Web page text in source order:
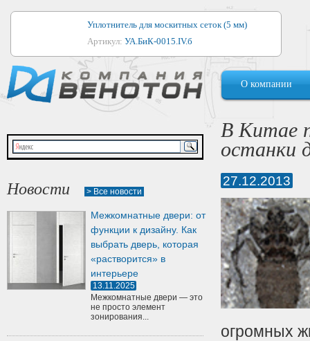
Уплотнитель для москитных сеток (5 мм)
Артикул: УА.БиК-0015.IV.б
Уплотнитель для алюминиевых окон
Артикул:1044
Уплотнитель для деревянных окон
Артикул:УМ.БиК-0062.IV.б
Уплотнитель лоджиевый для (4, 5, 6 мм)
Уплотнитель для деревянных дверей
Артикул:
О компании
Новости > Все новости
Межкомнатные двери: от
функции к дизайну. Как
выбрать дверь, которая
«растворится» в
интерьере
13.11.2025
Межкомнатные двери — это
не просто элемент
зонирования...
В Китае
останки
27.12.2013
огромных